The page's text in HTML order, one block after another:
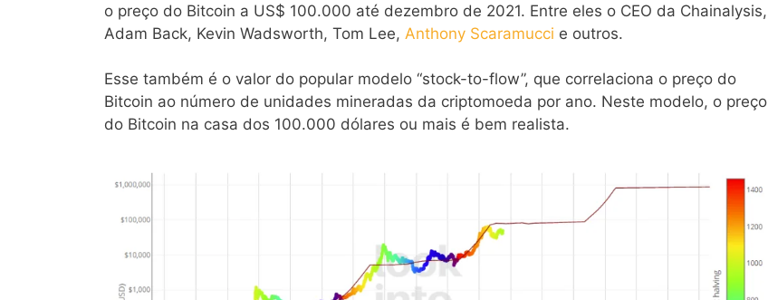
o preço do Bitcoin a US$ 100.000 até dezembro de 2021. Entre eles o CEO da Chainalysis,
Adam Back, Kevin Wadsworth, Tom Lee, Anthony Scaramucci e outros.
Esse também é o valor do popular modelo “stock-to-flow”, que correlaciona o preço do
Bitcoin ao número de unidades mineradas da criptomoeda por ano. Neste modelo, o preço
do Bitcoin na casa dos 100.000 dólares ou mais é bem realista.